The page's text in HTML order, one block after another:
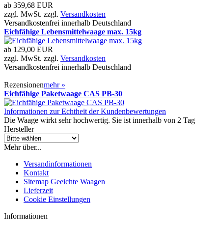
ab 359,68 EUR
zzgl. MwSt. zzgl. Versandkosten
Versandkostenfrei innerhalb Deutschland
Eichfähige Lebensmittelwaage max. 15kg
ab 129,00 EUR
zzgl. MwSt. zzgl. Versandkosten
Versandkostenfrei innerhalb Deutschland
Rezensionenmehr »
Eichfähige Paketwaage CAS PB-30
Informationen zur Echtheit der Kundenbewertungen
Die Waage wirkt sehr hochwertig. Sie ist innerhalb von 2 Tag
Hersteller
Mehr über...
Versandinformationen
Kontakt
Sitemap Geeichte Waagen
Lieferzeit
Cookie Einstellungen
Informationen